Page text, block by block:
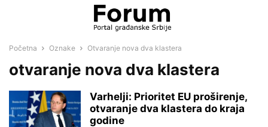
Početna Oznake Otvaranje nova dva klastera
otvaranje nova dva klastera
Varhelji: Prioritet EU proširenje,
otvaranje dva klastera do kraja
godine